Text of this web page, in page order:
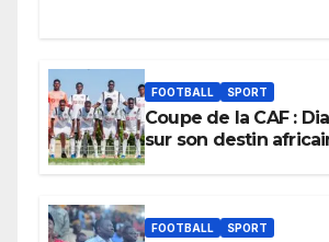
FOOTBALL SPORT
Coupe de la CAF :
sur son destin
FOOTBALL SPORT